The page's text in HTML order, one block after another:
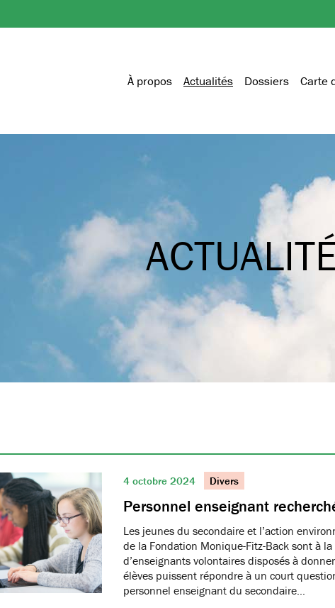
À propos Actualités Dossiers Carte
4 octobre 2024 Divers
Personnel enseignant
Les jeunes du secondaire et l’action
de la Fondation Monique-Fitz-Back sont à
d’enseignants volontaires disposés à
élèves puissent répondre à un court
personnel enseignant du secondaire…